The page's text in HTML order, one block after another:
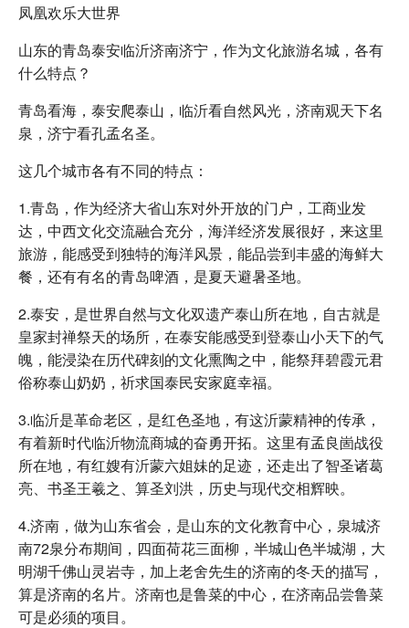
凤凰欢乐大世界
山东的青岛泰安临沂济南济宁，作为文化旅游名城，各有
什么特点？
青岛看海，泰安爬泰山，临沂看自然风光，济南观天下名
泉，济宁看孔孟名圣。
这几个城市各有不同的特点：
1.青岛，作为经济大省山东对外开放的门户，工商业发
达，中西文化交流融合充分，海洋经济发展很好，来这里
旅游，能感受到独特的海洋风景，能品尝到丰盛的海鲜大
餐，还有有名的青岛啤酒，是夏天避暑圣地。
2.泰安，是世界自然与文化双遗产泰山所在地，自古就是
皇家封禅祭天的场所，在泰安能感受到登泰山小天下的气
魄，能浸染在历代碑刻的文化熏陶之中，能祭拜碧霞元君
俗称泰山奶奶，祈求国泰民安家庭幸福。
3.临沂是革命老区，是红色圣地，有这沂蒙精神的传承，
有着新时代临沂物流商城的奋勇开拓。这里有孟良崮战役
所在地，有红嫂有沂蒙六姐妹的足迹，还走出了智圣诸葛
亮、书圣王羲之、算圣刘洪，历史与现代交相辉映。
4.济南，做为山东省会，是山东的文化教育中心，泉城济
南72泉分布期间，四面荷花三面柳，半城山色半城湖，大
明湖千佛山灵岩寺，加上老舍先生的济南的冬天的描写，
算是济南的名片。济南也是鲁菜的中心，在济南品尝鲁菜
可是必须的项目。